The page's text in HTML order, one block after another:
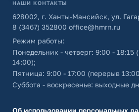
НАШИ КОНТАКТЫ
628002, г. Ханты-Мансийск, ул.
8 (3467) 352800 office@hmrn.ru
Режим работы:
Понедельник - четверг: 9:00 - 18:15
14:00);
Пятница: 9:00 - 17:00 (перерыв
Суббота - воскресенье: выходные
Об использовании персональных